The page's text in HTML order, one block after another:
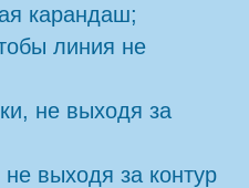
карандаш;
линия не
не выходя за
выходя за контур